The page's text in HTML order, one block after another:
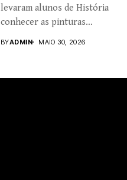
levaram alunos de História
conhecer as pinturas
BYADMIN MAIO 30, 2026